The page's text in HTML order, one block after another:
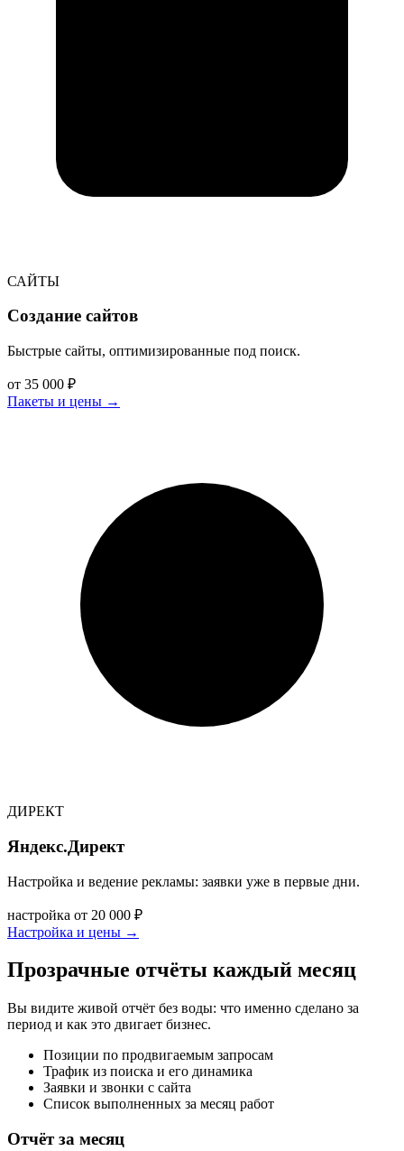
САЙТЫ
Создание сайтов
Быстрые сайты, оптимизированные под поиск.
от 35 000 ₽
Пакеты и цены →
ДИРЕКТ
Яндекс.Директ
Настройка и ведение рекламы: заявки уже в первые дни.
настройка от 20 000 ₽
Настройка и цены →
Прозрачные отчёты каждый месяц
Вы видите живой отчёт без воды: что именно сделано за
период и как это двигает бизнес.
Позиции по продвигаемым запросам
Трафик из поиска и его динамика
Заявки и звонки с сайта
Список выполненных за месяц работ
Отчёт за месяц